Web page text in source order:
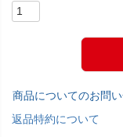
商品についてのお問
返品特約について